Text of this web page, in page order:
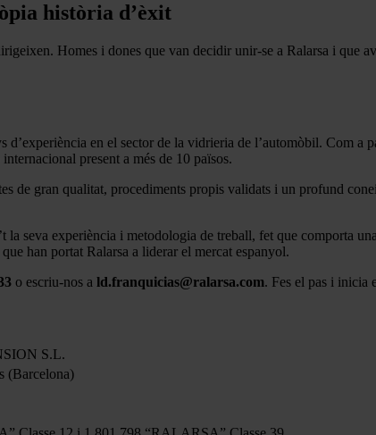
història d’èxit
Homes i dones que van decidir unir-se a Ralarsa i
en el sector de la vidrieria de l’automòbil. Com a
present a més de 10 països.
de gran qualitat, procediments propis validats i un profund
la seva experiència i metodologia de treball, fet que comporta
han portat Ralarsa a liderar el mercat espanyol.
o escriu-nos a ld.franquicias@ralarsa.com. Fes el pas i inicia
S.L.
(Barcelona)